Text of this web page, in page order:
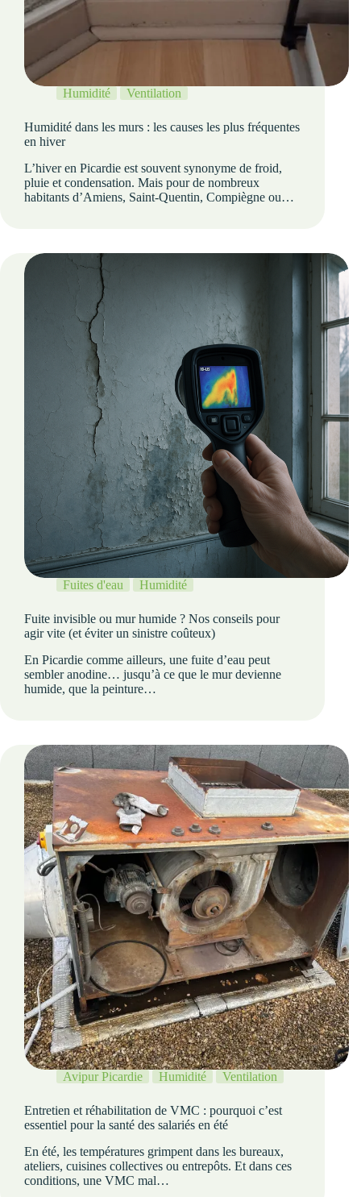
Humidité Ventilation
Humidité dans les murs : les causes les plus fréquentes
en hiver
L’hiver en Picardie est souvent synonyme de froid,
pluie et condensation. Mais pour de nombreux
habitants d’Amiens, Saint-Quentin, Compiègne ou…
Fuites d'eau Humidité
Fuite invisible ou mur humide ? Nos conseils pour
agir vite (et éviter un sinistre coûteux)
En Picardie comme ailleurs, une fuite d’eau peut
sembler anodine… jusqu’à ce que le mur devienne
humide, que la peinture…
Avipur Picardie Humidité Ventilation
Entretien et réhabilitation de VMC : pourquoi c’est
essentiel pour la santé des salariés en été
En été, les températures grimpent dans les bureaux,
ateliers, cuisines collectives ou entrepôts. Et dans ces
conditions, une VMC mal…